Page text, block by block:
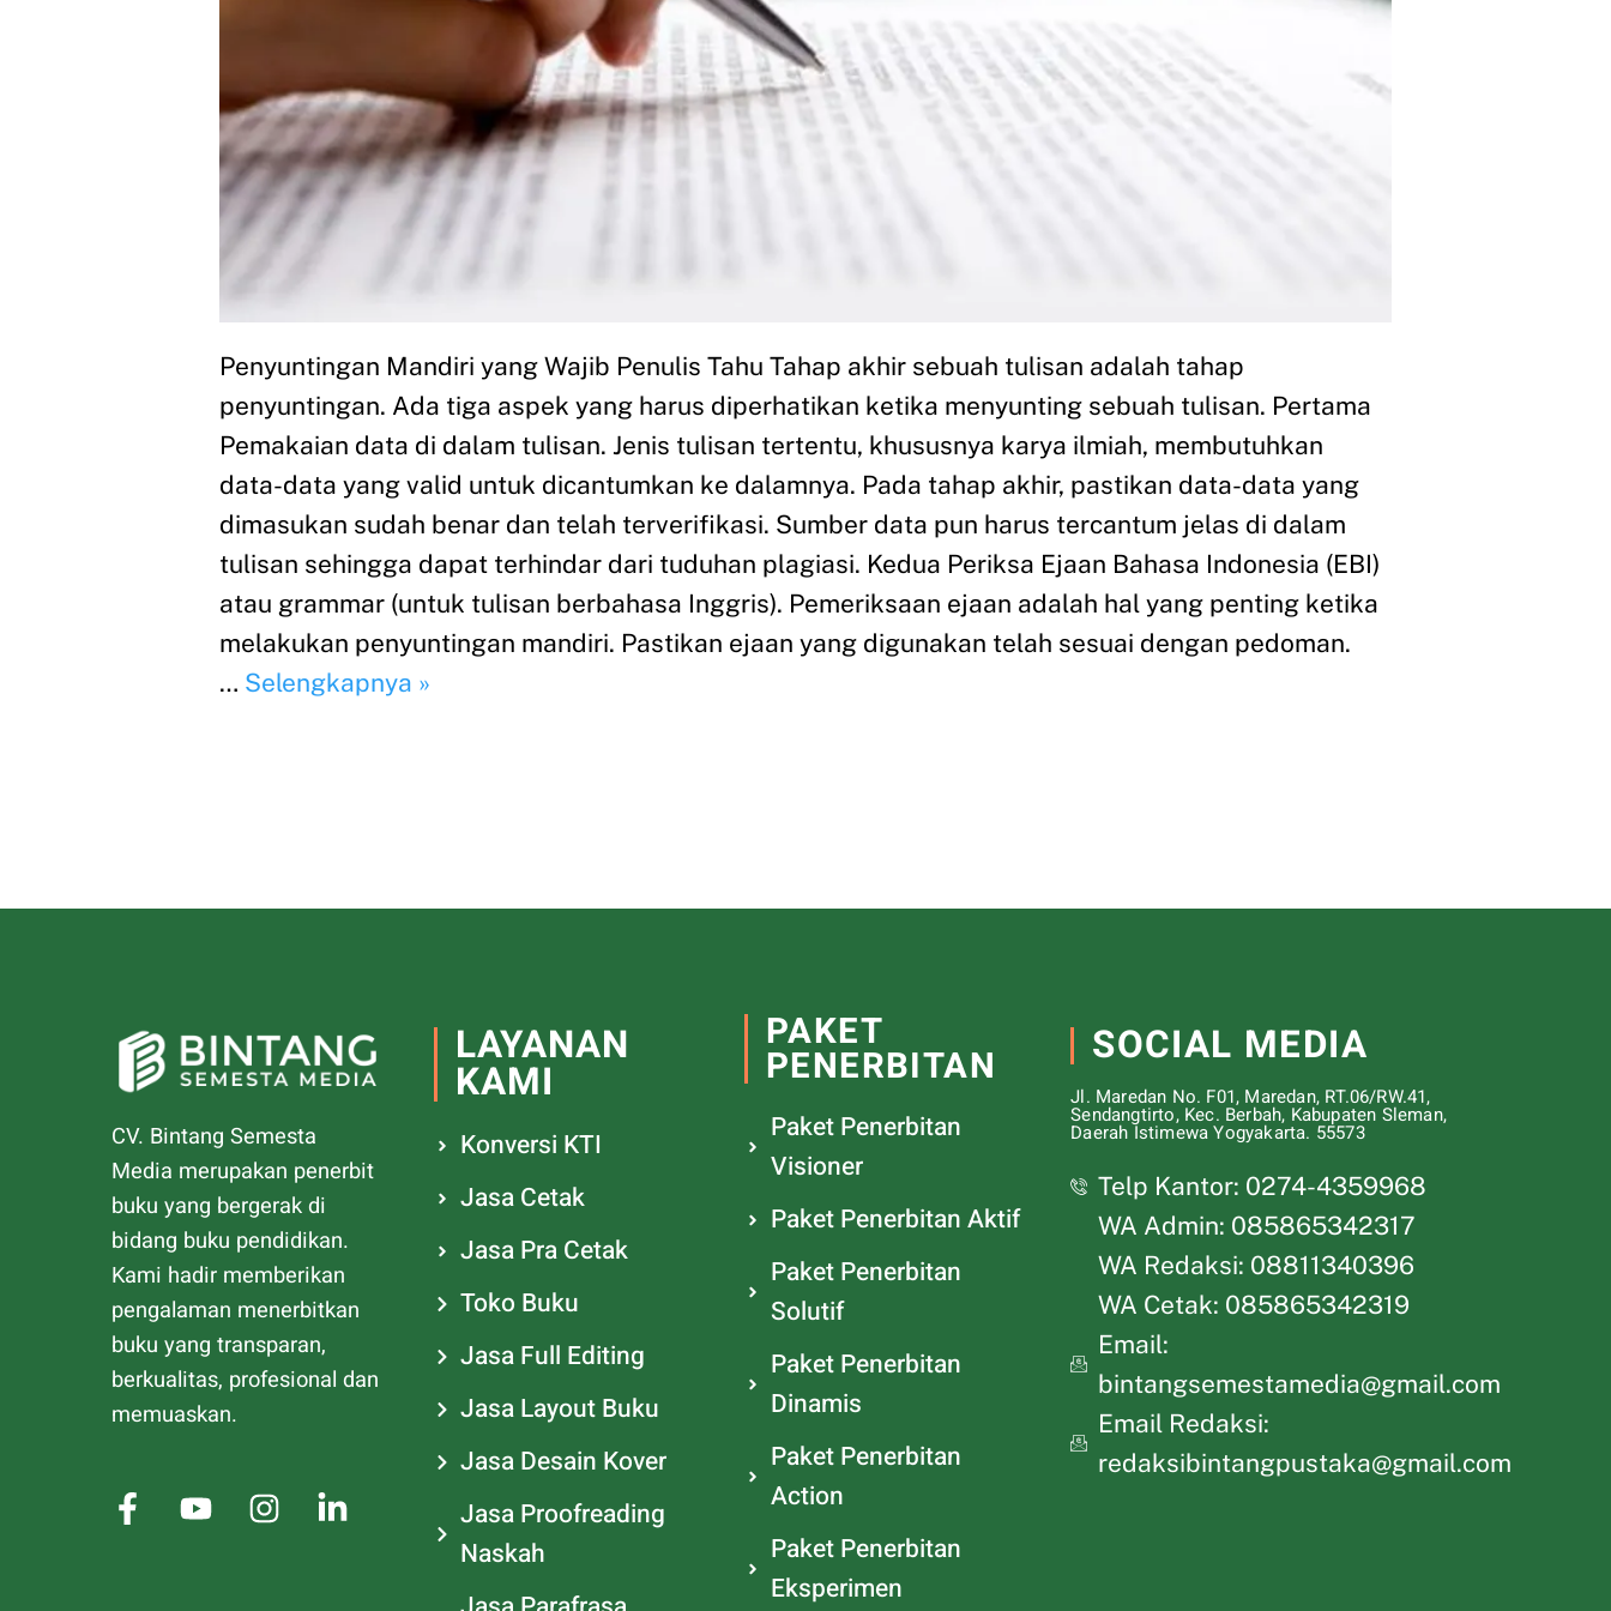
Penyuntingan Mandiri yang Wajib Penulis Tahu Tahap akhir sebuah tulisan adalah tahap
penyuntingan. Ada tiga aspek yang harus diperhatikan ketika menyunting sebuah tulisan. Pertama
Pemakaian data di dalam tulisan. Jenis tulisan tertentu, khususnya karya ilmiah, membutuhkan
data-data yang valid untuk dicantumkan ke dalamnya. Pada tahap akhir, pastikan data-data yang
dimasukan sudah benar dan telah terverifikasi. Sumber data pun harus tercantum jelas di dalam
tulisan sehingga dapat terhindar dari tuduhan plagiasi. Kedua Periksa Ejaan Bahasa Indonesia (EBI)
atau grammar (untuk tulisan berbahasa Inggris). Pemeriksaan ejaan adalah hal yang penting ketika
melakukan penyuntingan mandiri. Pastikan ejaan yang digunakan telah sesuai dengan pedoman.
… Selengkapnya »
CV. Bintang Semesta
Media merupakan penerbit
buku yang bergerak di
bidang buku pendidikan.
Kami hadir memberikan
pengalaman menerbitkan
buku yang transparan,
berkualitas, profesional dan
memuaskan.
LAYANAN
KAMI
Konversi KTI
Jasa Cetak
Jasa Pra Cetak
Toko Buku
Jasa Full Editing
Jasa Layout Buku
Jasa Desain Kover
Jasa Proofreading
Naskah
PAKET
PENERBITAN
Paket Penerbitan
Visioner
Paket Penerbitan Aktif
Paket Penerbitan
Solutif
Paket Penerbitan
Dinamis
Paket Penerbitan
Action
Paket Penerbitan
Eksperimen
SOCIAL MEDIA
Jl. Maredan No. F01, Maredan, RT.06/RW.41,
Sendangtirto, Kec. Berbah, Kabupaten Sleman,
Daerah Istimewa Yogyakarta. 55573
Telp Kantor: 0274-4359968
WA Admin: 085865342317
WA Redaksi: 08811340396
WA Cetak: 085865342319
Email:
bintangsemestamedia@gmail.com
Email Redaksi:
redaksibintangpustaka@gmail.com